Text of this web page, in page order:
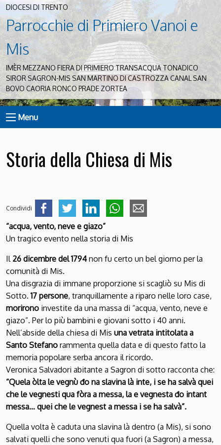
DIOCESI DI TRENTO
Parrocchie di Primiero Vanoi e
Mis
IMÈR MEZZANO FIERA DI PRIMIERO TRANSACQUA TONADICO
SIROR SAGRON-MIS SAN MARTINO DI CASTROZZA CANAL SAN
BOVO CAORIA RONCO PRADE ZORTEA
Menu
Storia della Chiesa di Mis
Condividi
“acqua, vento, neve e giazo”
Un tragico evento nella storia di Mis
Il26 dicembre del 1794non fu certo un bel giorno per la
comunità di Mis.
Una disgrazia di immane proporzione si scagliò su Mis di
Sotto.17 persone, tranquillamente a riparo nelle loro case,
morirono investite da una massa di “acqua, vento, neve e
giazo”. Per lo più bambini e giovani sotto i 40 anni.
Nell’abside della chiesa di Mis una vetrata intitolata a
Santo Stefano rammenta quella data e di questo fatto la
memoria popolare serba ancora il ricordo.
Veronica Salvadori abitante a Sagron di sotto racconta che:
“Quela òlta le vegnù đo na slavina là inte, i se ha salvà quei
che le vegnesti qua fòra a messa, la e vegnesta đo intant
messa… quei che le vegnest a messa i se ha salvà”.
Quella volta è caduta una slavina là dentro (a Mis), si sono
salvati quelli che sono venuti qua fuori (a Sagron) a messa,